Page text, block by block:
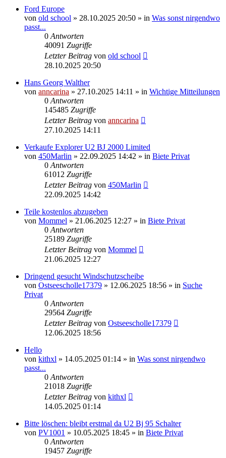
Ford Europe
von old school » 28.10.2025 20:50 » in Was sonst nirgendwo
passt...
0 Antworten
40091 Zugriffe
Letzter Beitrag von old school
28.10.2025 20:50
Hans Georg Walther
von anncarina » 27.10.2025 14:11 » in Wichtige Mitteilungen
0 Antworten
145485 Zugriffe
Letzter Beitrag von anncarina
27.10.2025 14:11
Verkaufe Explorer U2 BJ 2000 Limited
von 450Marlin » 22.09.2025 14:42 » in Biete Privat
0 Antworten
61012 Zugriffe
Letzter Beitrag von 450Marlin
22.09.2025 14:42
Teile kostenlos abzugeben
von Mommel » 21.06.2025 12:27 » in Biete Privat
0 Antworten
25189 Zugriffe
Letzter Beitrag von Mommel
21.06.2025 12:27
Dringend gesucht Windschutzscheibe
von Ostseescholle17379 » 12.06.2025 18:56 » in Suche
Privat
0 Antworten
29564 Zugriffe
Letzter Beitrag von Ostseescholle17379
12.06.2025 18:56
Hello
von kithxl » 14.05.2025 01:14 » in Was sonst nirgendwo
passt...
0 Antworten
21018 Zugriffe
Letzter Beitrag von kithxl
14.05.2025 01:14
Bitte löschen: bleibt erstmal da U2 Bj 95 Schalter
von PV1001 » 10.05.2025 18:45 » in Biete Privat
0 Antworten
19457 Zugriffe